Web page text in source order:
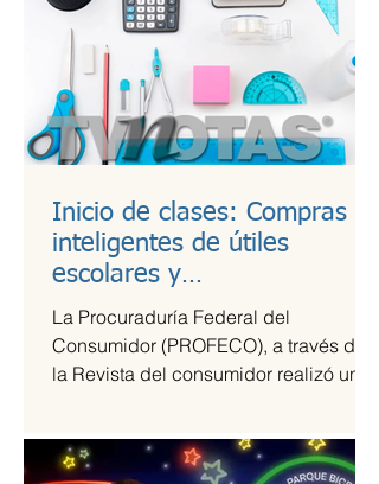
Inicio de clases: Compras
inteligentes de útiles
escolares y
recomendaciones para la
lonchera
La Procuraduría Federal del
Consumidor (PROFECO), a través de
la Revista del consumidor realizó un